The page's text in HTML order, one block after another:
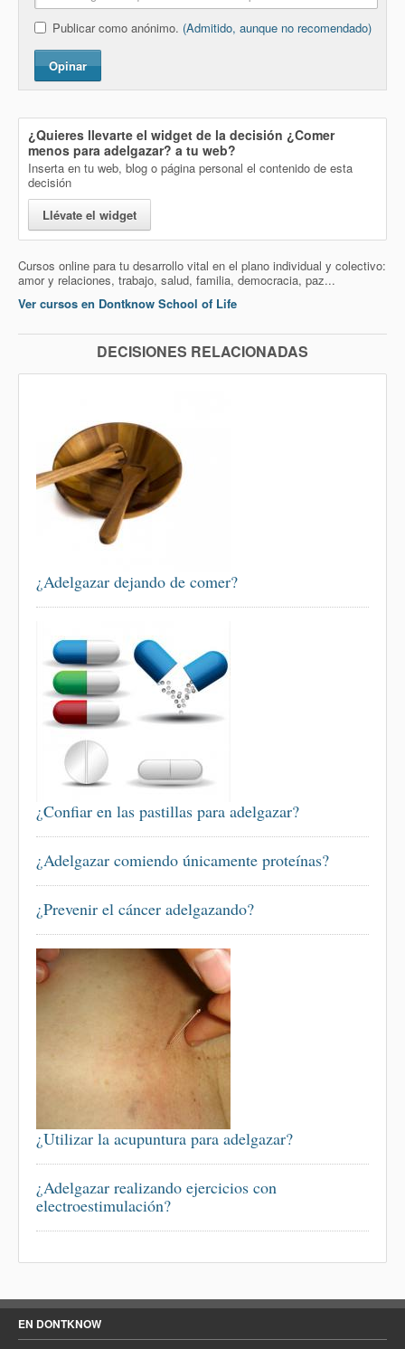
Publicar como anónimo. (Admitido, aunque no recomendado)
Opinar
¿Quieres llevarte el widget de la decisión ¿Comer
menos para adelgazar? a tu web?
Inserta en tu web, blog o página personal el contenido de esta
decisión
Llévate el widget
Cursos online para tu desarrollo vital en el plano individual y colectivo:
amor y relaciones, trabajo, salud, familia, democracia, paz...
Ver cursos en Dontknow School of Life
DECISIONES RELACIONADAS
¿Adelgazar dejando de comer?
¿Confiar en las pastillas para adelgazar?
¿Adelgazar comiendo únicamente proteínas?
¿Prevenir el cáncer adelgazando?
¿Utilizar la acupuntura para adelgazar?
¿Adelgazar realizando ejercicios con
electroestimulación?
EN DONTKNOW